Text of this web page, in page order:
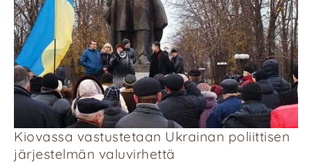
Kiovassa vastustetaan Ukrainan poliittisen
järjestelmän valuvirhettä